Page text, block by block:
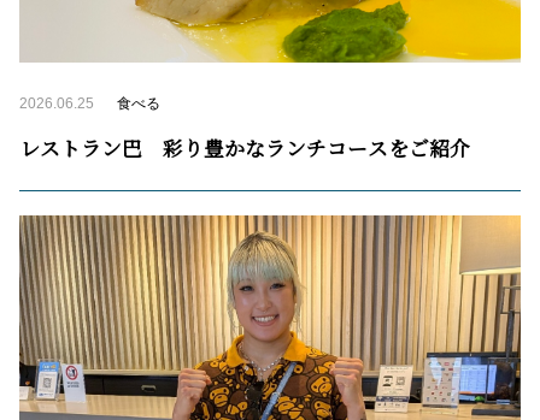
2026.06.25 食べる
レストラン巴 彩り豊かなランチコースをご紹介